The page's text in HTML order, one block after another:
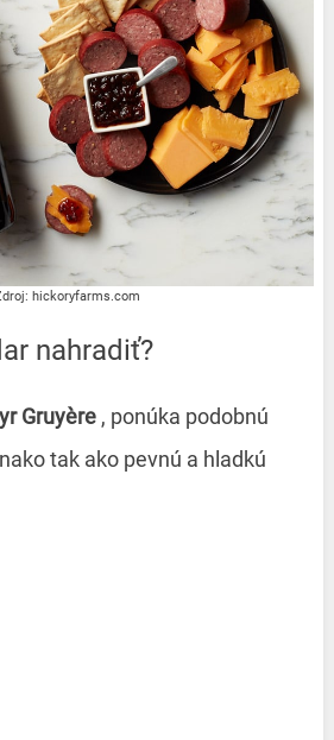
hickoryfarms.com
nahradiť?
Gruyère, ponúka podobnú
tak ako pevnú a hladkú